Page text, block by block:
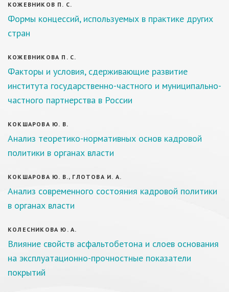
КОЖЕВНИКОВ П. С.
Формы концессий, используемых в практике других
стран
КОЖЕВНИКОВА П. С.
Факторы и условия, сдерживающие развитие
института государственно-частного и муниципально-
частного партнерства в России
КОКШАРОВА Ю. В.
Анализ теоретико-нормативных основ кадровой
политики в органах власти
КОКШАРОВА Ю. В., ГЛОТОВА И. А.
Анализ современного состояния кадровой политики
в органах власти
КОЛЕСНИКОВА Ю. А.
Влияние свойств асфальтобетона и слоев основания
на эксплуатационно-прочностные показатели
покрытий